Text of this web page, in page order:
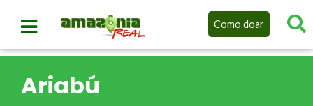
Como doar
Ariabú